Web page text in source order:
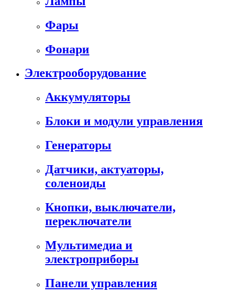
Фары
Фонари
Электрооборудование
Аккумуляторы
Блоки и модули управления
Генераторы
Датчики, актуаторы,
соленоиды
Кнопки, выключатели,
переключатели
Мультимедиа и
электроприборы
Панели управления